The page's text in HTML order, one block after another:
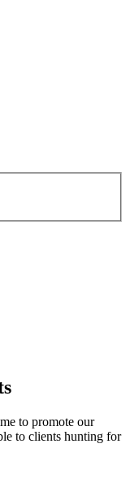
to promote our
to clients hunting for